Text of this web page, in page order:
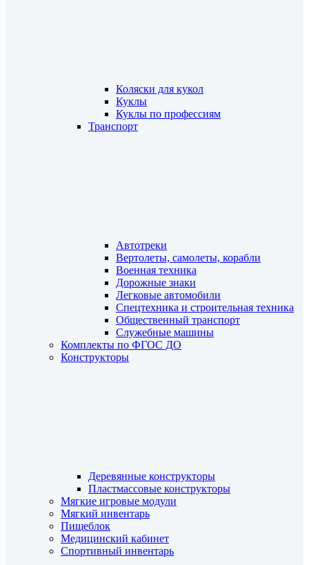
Коляски для кукол
Куклы
Куклы по профессиям
Транспорт
Автотреки
Вертолеты, самолеты, корабли
Военная техника
Дорожные знаки
Легковые автомобили
Спецтехника и строительная техника
Общественный транспорт
Служебные машины
Комплекты по ФГОС ДО
Конструкторы
Деревянные конструкторы
Пластмассовые конструкторы
Мягкие игровые модули
Мягкий инвентарь
Пищеблок
Медицинский кабинет
Спортивный инвентарь